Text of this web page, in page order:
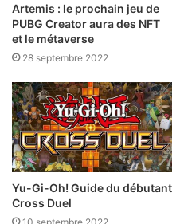
Artemis : le prochain jeu de
PUBG Creator aura des NFT
et le métaverse
28 septembre 2022
Yu-Gi-Oh! Guide du débutant
Cross Duel